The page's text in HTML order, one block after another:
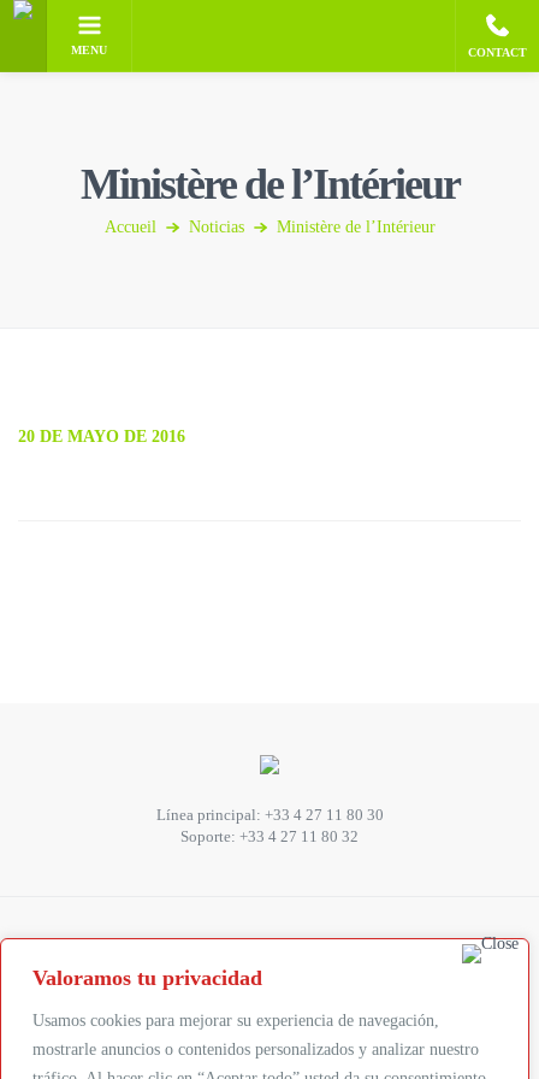
Valoramos tu privacidad
Usamos cookies para mejorar su experiencia de navegación,
mostrarle anuncios o contenidos personalizados y analizar nuestro
MENU CONTACT
Ministère de l’Intérieur
Accueil Noticias Ministère de l’Intérieur
20 DE MAYO DE 2016
Línea principal: +33 4 27 11 80 30
Soporte: +33 4 27 11 80 32
Abonnez-vous à la newsletter